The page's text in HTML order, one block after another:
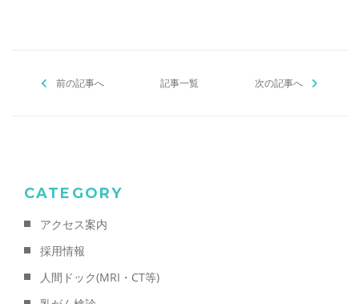
o
前の記事へ 記事一覧 次の記事へ
CATEGORY
アクセス案内
採用情報
人間ドック(MRI・CT等)